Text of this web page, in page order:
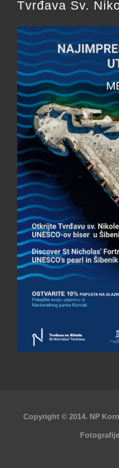
Tvrđava Sv.
Copyright © 2014. NP